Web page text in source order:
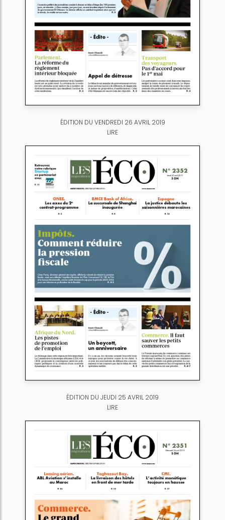
ÉDITION DU VENDREDI 26 AVRIL 2019
LIRE
ÉDITION DU JEUDI 25 AVRIL 2019
LIRE